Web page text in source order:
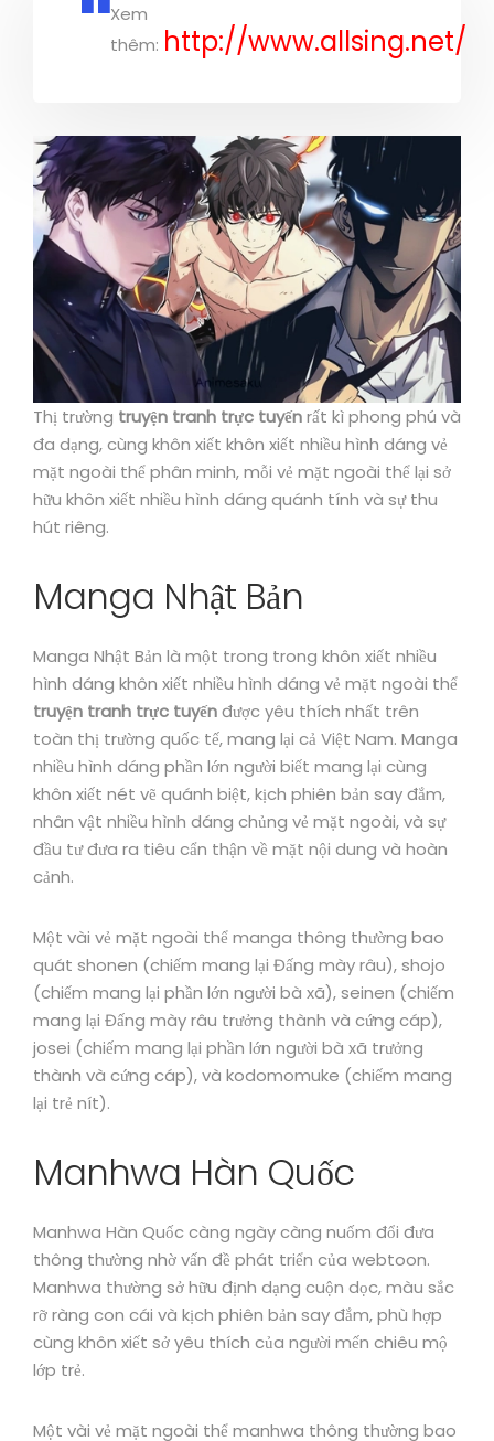
Xem
thêm: http://www.allsing.net/
Thị trường truyện tranh trực tuyếnrất kì phong phú và
đa dạng, cùng khôn xiết khôn xiết nhiều hình dáng vẻ
mặt ngoài thể phân minh, mỗi vẻ mặt ngoài thể lại sở
hữu khôn xiết nhiều hình dáng quánh tính và sự thu
hút riêng.
Manga Nhật Bản
Manga Nhật Bản là một trong trong khôn xiết nhiều
hình dáng khôn xiết nhiều hình dáng vẻ mặt ngoài thể
truyện tranh trực tuyếnđược yêu thích nhất trên
toàn thị trường quốc tế, mang lại cả Việt Nam. Manga
nhiều hình dáng phần lớn người biết mang lại cùng
khôn xiết nét vẽ quánh biệt, kịch phiên bản say đắm,
nhân vật nhiều hình dáng chủng vẻ mặt ngoài, và sự
đầu tư đưa ra tiêu cẩn thận về mặt nội dung và hoàn
cảnh.
Một vài vẻ mặt ngoài thể manga thông thường bao
quát shonen (chiếm mang lại Đấng mày râu), shojo
(chiếm mang lại phần lớn người bà xã), seinen (chiếm
mang lại Đấng mày râu trưởng thành và cứng cáp),
josei (chiếm mang lại phần lớn người bà xã trưởng
thành và cứng cáp), và kodomomuke (chiếm mang
lại trẻ nít).
Manhwa Hàn Quốc
Manhwa Hàn Quốc càng ngày càng nuốm đổi đưa
thông thường nhờ vấn đề phát triển của webtoon.
Manhwa thường sở hữu định dạng cuộn dọc, màu sắc
rỡ ràng con cái và kịch phiên bản say đắm, phù hợp
cùng khôn xiết sở yêu thích của người mến chiêu mộ
lớp trẻ.
Một vài vẻ mặt ngoài thể manhwa thông thường bao